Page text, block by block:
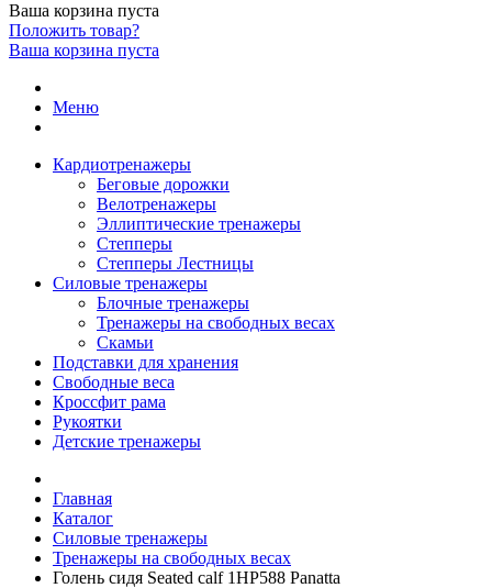
Ваша корзина пуста
Положить товар?
Ваша корзина пуста
Меню
Кардиотренажеры
Беговые дорожки
Велотренажеры
Эллиптические тренажеры
Степперы
Степперы Лестницы
Силовые тренажеры
Блочные тренажеры
Тренажеры на свободных весах
Скамьи
Подставки для хранения
Свободные веса
Кроссфит рама
Рукоятки
Детские тренажеры
Главная
Каталог
Силовые тренажеры
Тренажеры на свободных весах
Голень сидя Seated calf 1HP588 Panatta